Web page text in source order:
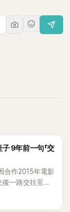
9年前一句「交
合作2015年電影
後一路交往至
子。金珉禧也